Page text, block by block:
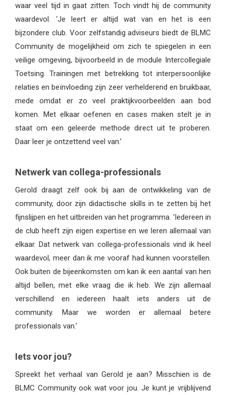
waar veel tijd in gaat zitten. Toch vindt hij de community
waardevol. ‘Je leert er altijd wat van en het is een
bijzondere club. Voor zelfstandig adviseurs biedt de BLMC
Community de mogelijkheid om zich te spiegelen in een
veilige omgeving, bijvoorbeeld in de module Intercollegiale
Toetsing. Trainingen met betrekking tot interpersoonlijke
relaties en beïnvloeding zijn zeer verhelderend en bruikbaar,
mede omdat er zo veel praktijkvoorbeelden aan bod
komen. Met elkaar oefenen en cases maken stelt je in
staat om een geleerde methode direct uit te proberen.
Daar leer je ontzettend veel van.’
Netwerk van collega-professionals
Gerold draagt zelf ook bij aan de ontwikkeling van de
community, door zijn didactische skills in te zetten bij het
fijnslijpen en het uitbreiden van het programma. ‘Iedereen in
de club heeft zijn eigen expertise en we leren allemaal van
elkaar. Dat netwerk van collega-professionals vind ik heel
waardevol, meer dan ik me vooraf had kunnen voorstellen.
Ook buiten de bijeenkomsten om kan ik een aantal van hen
altijd bellen, met elke vraag die ik heb. We zijn allemaal
verschillend en iedereen haalt iets anders uit de
community. Maar we worden er allemaal betere
professionals van.’
Iets voor jou?
Spreekt het verhaal van Gerold je aan? Misschien is de
BLMC Community ook wat voor jou. Je kunt je vrijblijvend